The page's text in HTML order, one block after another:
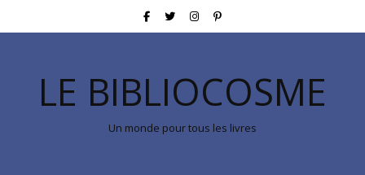
LE BIBLIOCOSME
Un monde pour tous les livres